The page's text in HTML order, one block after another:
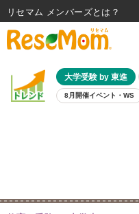
大学受験 by 東進
8月開催イベント・WS
リセマム メンバーズ